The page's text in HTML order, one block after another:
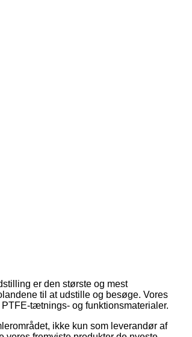
er den største og mest
til at udstille og besøge. Vores
tætnings- og funktionsmaterialer.
ikke kun som leverandør af